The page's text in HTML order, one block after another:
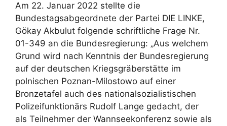
Am 22. Januar 2022 stellte die
Bundestagsabgeordnete der Partei DIE LINKE,
Gökay Akbulut folgende schriftliche Frage Nr.
01-349 an die Bundesregierung: „Aus welchem
Grund wird nach Kenntnis der Bundesregierung
auf der deutschen Kriegsgräberstätte im
polnischen Poznan-Milostowo auf einer
Bronzetafel auch des nationalsozialistischen
Polizeifunktionärs Rudolf Lange gedacht, der
als Teilnehmer der Wannseekonferenz sowie als